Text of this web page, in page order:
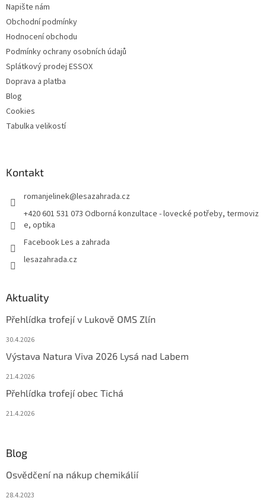
Napište nám
Obchodní podmínky
Hodnocení obchodu
Podmínky ochrany osobních údajů
Splátkový prodej ESSOX
Doprava a platba
Blog
Cookies
Tabulka velikostí
Kontakt
romanjelinek@lesazahrada.cz
+420 601 531 073 Odborná konzultace - lovecké potřeby, termoviz
e, optika
Facebook Les a zahrada
lesazahrada.cz
Aktuality
Přehlídka trofejí v Lukově OMS Zlín
30.4.2026
Výstava Natura Viva 2026 Lysá nad Labem
21.4.2026
Přehlídka trofejí obec Tichá
21.4.2026
Blog
Osvědčení na nákup chemikálií
28.4.2023